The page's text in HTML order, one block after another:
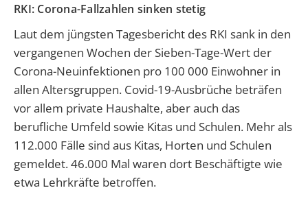
RKI: Corona-Fallzahlen sinken stetig
Laut dem jüngsten Tagesbericht des RKI sank in den
vergangenen Wochen der Sieben-Tage-Wert der
Corona-Neuinfektionen pro 100 000 Einwohner in
allen Altersgruppen. Covid-19-Ausbrüche beträfen
vor allem private Haushalte, aber auch das
berufliche Umfeld sowie Kitas und Schulen. Mehr als
112.000 Fälle sind aus Kitas, Horten und Schulen
gemeldet. 46.000 Mal waren dort Beschäftigte wie
etwa Lehrkräfte betroffen.